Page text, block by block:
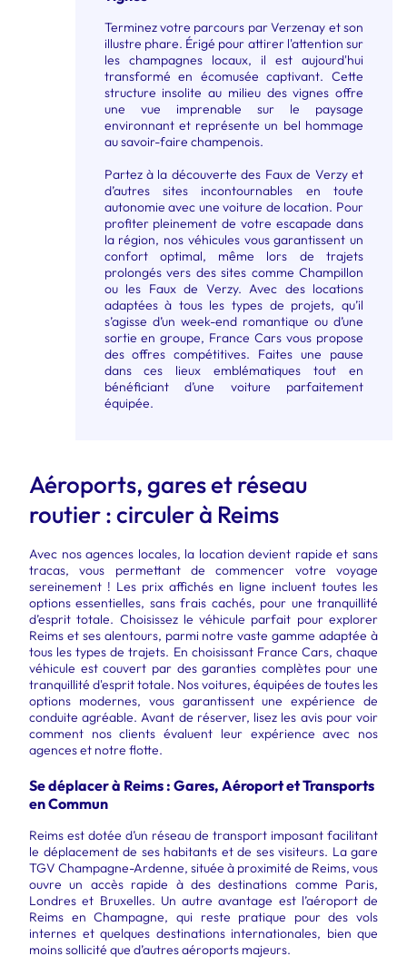
Terminez votre parcours par Verzenay et son
illustre phare. Érigé pour attirer l'attention sur
les champagnes locaux, il est aujourd'hui
transformé en écomusée captivant. Cette
structure insolite au milieu des vignes offre
une vue imprenable sur le paysage
environnant et représente un bel hommage
au savoir-faire champenois.
Partez à la découverte des Faux de Verzy et
d’autres sites incontournables en toute
autonomie avec une voiture de location. Pour
profiter pleinement de votre escapade dans
la région, nos véhicules vous garantissent un
confort optimal, même lors de trajets
prolongés vers des sites comme Champillon
ou les Faux de Verzy. Avec des locations
adaptées à tous les types de projets, qu’il
s’agisse d’un week-end romantique ou d’une
sortie en groupe, France Cars vous propose
des offres compétitives. Faites une pause
dans ces lieux emblématiques tout en
bénéficiant d’une voiture parfaitement
équipée.
Aéroports, gares et réseau
routier : circuler à Reims
Avec nos agences locales, la location devient rapide et sans
tracas, vous permettant de commencer votre voyage
sereinement ! Les prix affichés en ligne incluent toutes les
options essentielles, sans frais cachés, pour une tranquillité
d’esprit totale. Choisissez le véhicule parfait pour explorer
Reims et ses alentours, parmi notre vaste gamme adaptée à
tous les types de trajets. En choisissant France Cars, chaque
véhicule est couvert par des garanties complètes pour une
tranquillité d'esprit totale. Nos voitures, équipées de toutes les
options modernes, vous garantissent une expérience de
conduite agréable. Avant de réserver, lisez les avis pour voir
comment nos clients évaluent leur expérience avec nos
agences et notre flotte.
Se déplacer à Reims : Gares, Aéroport et Transports
en Commun
Reims est dotée d’un réseau de transport imposant facilitant
le déplacement de ses habitants et de ses visiteurs. La gare
TGV Champagne-Ardenne, située à proximité de Reims, vous
ouvre un accès rapide à des destinations comme Paris,
Londres et Bruxelles. Un autre avantage est l’aéroport de
Reims en Champagne, qui reste pratique pour des vols
internes et quelques destinations internationales, bien que
moins sollicité que d’autres aéroports majeurs.